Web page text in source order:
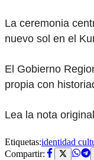
La ceremonia
nuevo sol en el
El Gobierno
propia con
Lea la nota original
Etiquetas:identidad
Compartir: